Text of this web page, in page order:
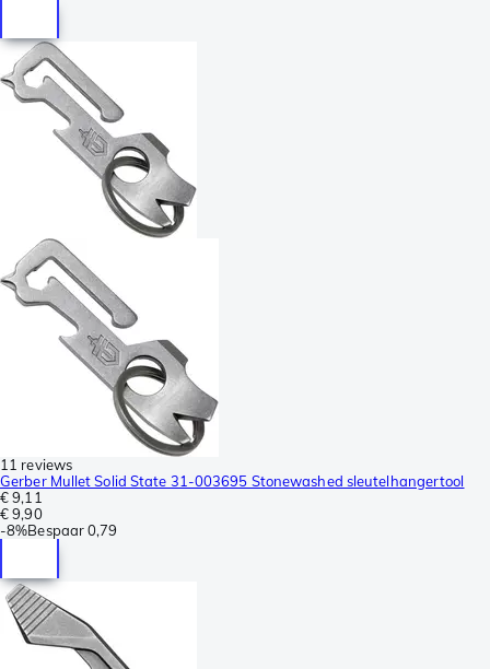
11 reviews
Gerber Mullet Solid State 31-003695 Stonewashed sleutelhangertool
€ 9,11
€ 9,90
-8%Bespaar0,79